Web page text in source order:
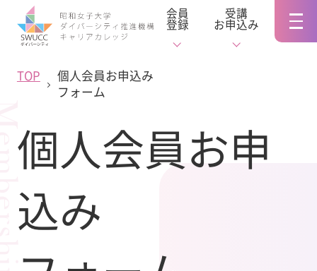
会員
登録
受講
お申込み
TOP
個人会員お申込み
フォーム
個人会員お申
込み